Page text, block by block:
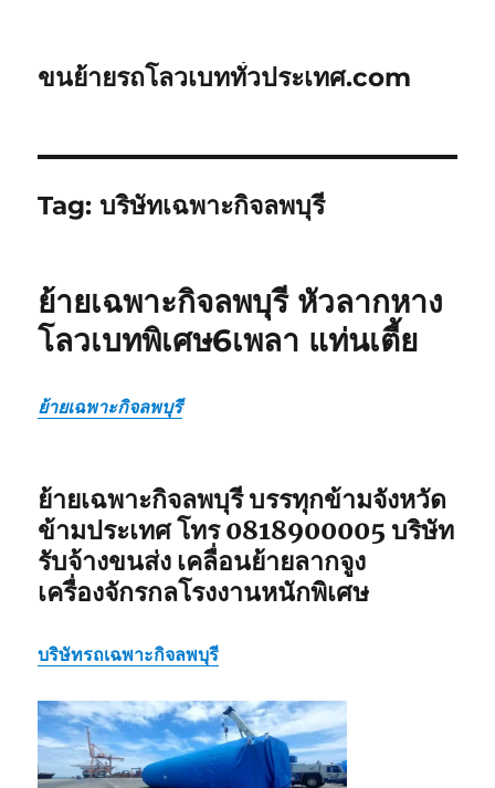
ขนย้ายรถโลวเบททั่วประเทศ.com
Tag:บริษัทเฉพาะกิจลพบุรี
ย้ายเฉพาะกิจลพบุรี หัวลากหาง
โลวเบทพิเศษ6เพลา แท่นเตี้ย
ย้ายเฉพาะกิจลพบุรี
ย้ายเฉพาะกิจลพบุรี บรรทุกข้ามจังหวัด
ข้ามประเทศ โทร 0818900005 บริษัท
รับจ้างขนส่ง เคลื่อนย้ายลากจูง
เครื่องจักรกลโรงงานหนักพิเศษ
บริษัทรถเฉพาะกิจลพบุรี